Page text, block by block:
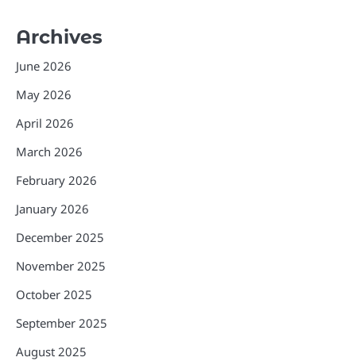
Archives
June 2026
May 2026
April 2026
March 2026
February 2026
January 2026
December 2025
November 2025
October 2025
September 2025
August 2025